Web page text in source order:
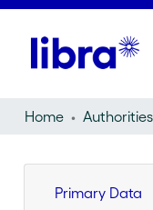
Home Authorities
Primary Data